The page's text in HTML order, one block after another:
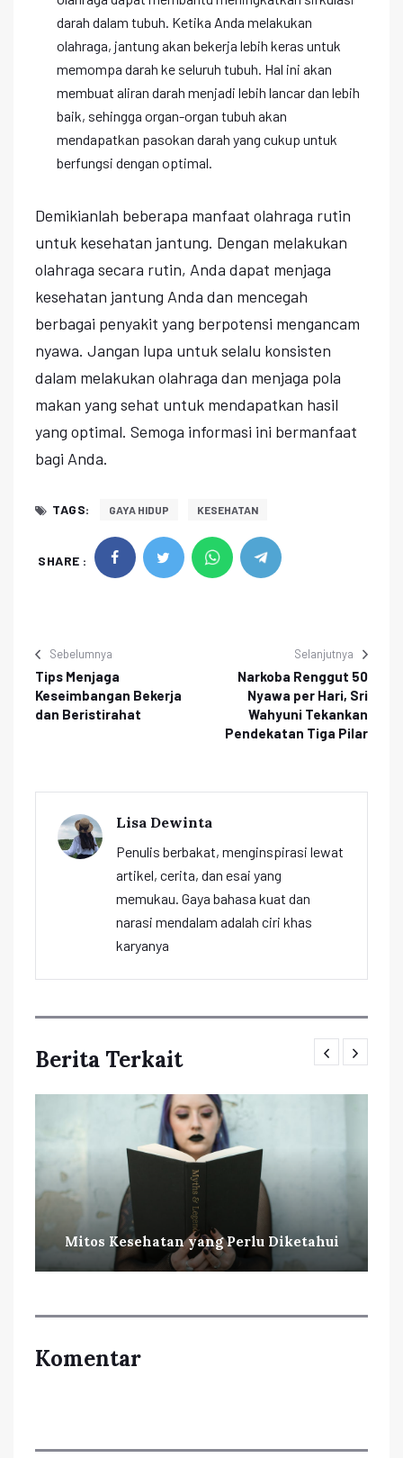
darah dalam tubuh. Ketika Anda melakukan
olahraga, jantung akan bekerja lebih keras untuk
memompa darah ke seluruh tubuh. Hal ini akan
membuat aliran darah menjadi lebih lancar dan lebih
baik, sehingga organ-organ tubuh akan
mendapatkan pasokan darah yang cukup untuk
berfungsi dengan optimal.
Demikianlah beberapa manfaat olahraga rutin
untuk kesehatan jantung. Dengan melakukan
olahraga secara rutin, Anda dapat menjaga
kesehatan jantung Anda dan mencegah
berbagai penyakit yang berpotensi mengancam
nyawa. Jangan lupa untuk selalu konsisten
dalam melakukan olahraga dan menjaga pola
makan yang sehat untuk mendapatkan hasil
yang optimal. Semoga informasi ini bermanfaat
bagi Anda.
TAGS: GAYA HIDUP KESEHATAN
SHARE :
Sebelumnya
Tips Menjaga
Keseimbangan Bekerja
dan Beristirahat
Selanjutnya
Narkoba Renggut 50
Nyawa per Hari, Sri
Wahyuni Tekankan
Pendekatan Tiga Pilar
Lisa Dewinta
Penulis berbakat, menginspirasi lewat
artikel, cerita, dan esai yang
memukau. Gaya bahasa kuat dan
narasi mendalam adalah ciri khas
karyanya
Berita Terkait
Mitos Kesehatan yang Perlu Diketahui
Komentar